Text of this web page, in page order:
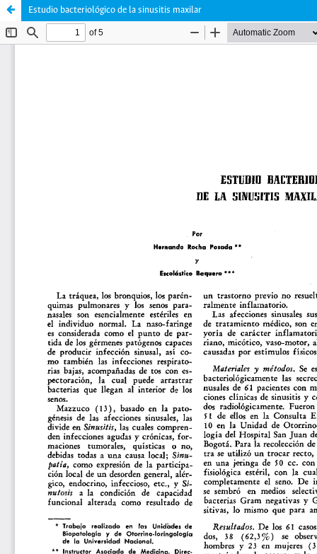
Estudio bacteriológico de la sinusitis maxilar